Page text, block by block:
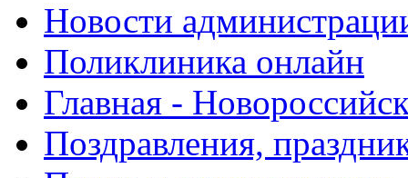
Новости
Поликлиника онлайн
Главная -
Поздравления,